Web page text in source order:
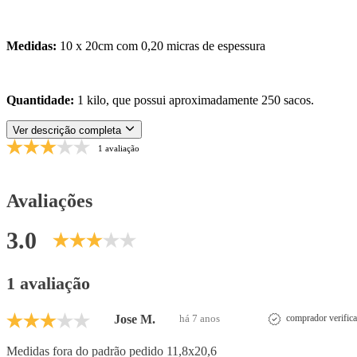
Medidas: 10 x 20cm com 0,20 micras de espessura
Quantidade: 1 kilo, que possui aproximadamente 250 sacos.
Ver descrição completa
1 avaliação
Avaliações
3.0
1 avaliação
Jose M. há 7 anos comprador
Medidas fora do padrão pedido 11,8x20,6